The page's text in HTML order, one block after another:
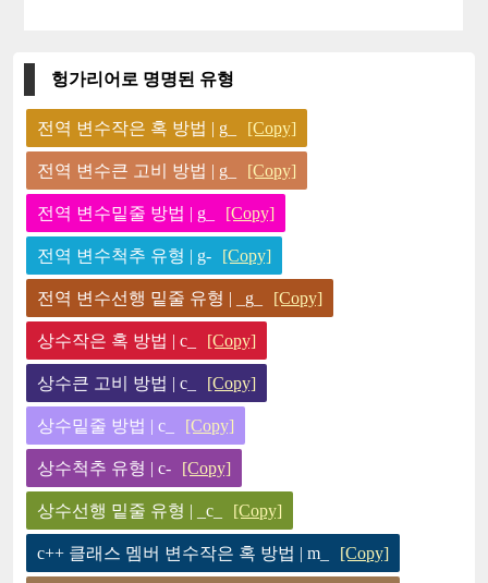
헝가리어로 명명된 유형
전역 변수작은 혹 방법 | g_ [Copy]
전역 변수큰 고비 방법 | g_ [Copy]
전역 변수밑줄 방법 | g_ [Copy]
전역 변수척추 유형 | g- [Copy]
전역 변수선행 밑줄 유형 | _g_ [Copy]
상수작은 혹 방법 | c_ [Copy]
상수큰 고비 방법 | c_ [Copy]
상수밑줄 방법 | c_ [Copy]
상수척추 유형 | c- [Copy]
상수선행 밑줄 유형 | _c_ [Copy]
c++ 클래스 멤버 변수작은 혹 방법 | m_ [Copy]